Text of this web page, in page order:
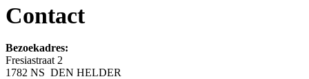
Contact
Bezoekadres:
Fresiastraat 2
1782 NS DEN HELDER